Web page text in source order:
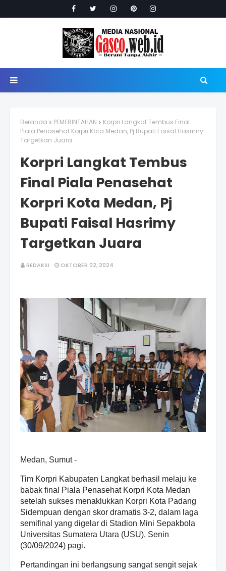
Beranda PEMERINTAHAN
Korpri Langkat Tembus Final
Piala Penasehat Korpri Kota Medan, Pj Bupati Faisal Hasrimy
Targetkan Juara
Korpri Langkat Tembus
Final Piala Penasehat
Korpri Kota Medan, Pj
Bupati Faisal Hasrimy
Targetkan Juara
REDAKSI OKTOBER 02, 2024
Medan, Sumut -
Tim Korpri Kabupaten Langkat berhasil melaju ke
babak final Piala Penasehat Korpri Kota Medan
setelah sukses menaklukkan Korpri Kota Padang
Sidempuan dengan skor dramatis 3-2, dalam laga
semifinal yang digelar di Stadion Mini Sepakbola
Universitas Sumatera Utara (USU), Senin
(30/09/2024) pagi.
Pertandingan ini berlangsung sangat sengit sejak